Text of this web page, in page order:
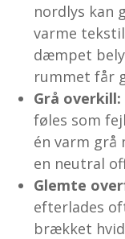
nordlys kan
varme
dæmpet
rummet får
Grå overkill:
føles som
én varm grå
en neutral
Glemte
efterlades
brækket